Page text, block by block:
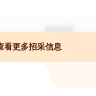
看更多招采信息